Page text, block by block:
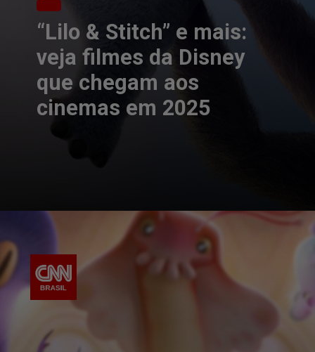
“Lilo & Stitch” e mais:
veja filmes da Disney
que chegam aos
cinemas em 2025